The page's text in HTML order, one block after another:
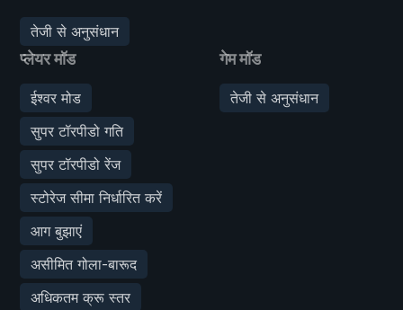
तेजी से अनुसंधान
प्लेयर मॉड
ईश्वर मोड
सुपर टॉरपीडो गति
सुपर टॉरपीडो रेंज
स्टोरेज सीमा निर्धारित करें
आग बुझाएं
असीमित गोला-बारूद
अधिकतम क्रू स्तर
गेम मॉड
तेजी से अनुसंधान